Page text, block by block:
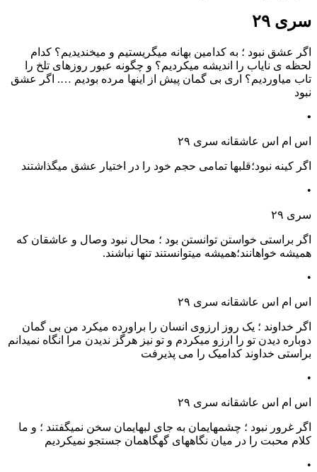
سری ۲۹
اگر عشق نبود ؛ به کدامین بهانه میگریستیم و میخندیدیم؟ کدام
لحظه ی نایاب را اندیشه میکردیم؟ و چگونه عبور روزهای تلخ را
تاب میاوردیم؟ اری بی گمان پیش از اینها مرده بودیم …. اگر عشق
نبود
•
اس ام اس عاشقانه سری ۲۹
اگر کینه نبود؛قلبها تمامی حجم خود را در اختیار عشق میگذاشتند
•
سری ۲۹
اگر براستی خواستن توانستن بود ؛ محال نبود وصال و عاشقان که
همیشه خواهانند؛همیشه میتوانستند تنها نباشند.
•
اس ام اس عاشقانه سری ۲۹
اگر خداوند ؛ یک روز ارزوی انسان را براورده میکرد من بی گمان
دوباره دیدن تو را ارزو میکردم و تو نیز هرگز ندیدن مرا انگاه نمیدانم
براستی خداوند کدامیک را می پذیرفت
•
اس ام اس عاشقانه سری ۲۹
اگر غرور نبود ؛ چشمهایمان به جای لبهایمان سخن نمیگفتند ؛ و ما
کلام محبت را در میان نگاههای گهگاهمان جستجو نمیکردیم
•